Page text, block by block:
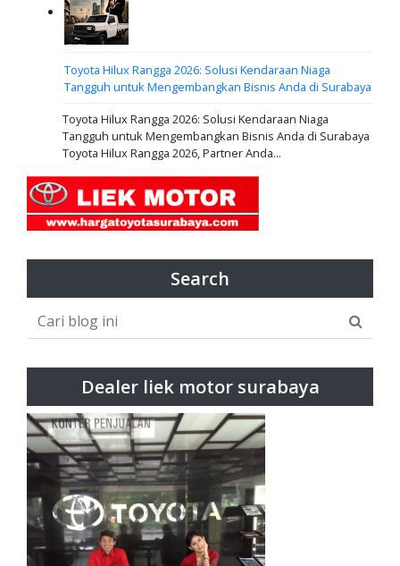
Toyota Hilux Rangga 2026: Solusi Kendaraan Niaga
Tangguh untuk Mengembangkan Bisnis Anda di Surabaya
Toyota Hilux Rangga 2026: Solusi Kendaraan Niaga
Tangguh untuk Mengembangkan Bisnis Anda di Surabaya
Toyota Hilux Rangga 2026, Partner Anda...
Search
Dealer liek motor surabaya